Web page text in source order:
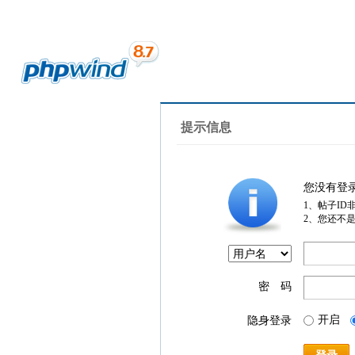
提示信息
您没有登
1、帖子ID
2、您还不
密 码
隐身登录 开启